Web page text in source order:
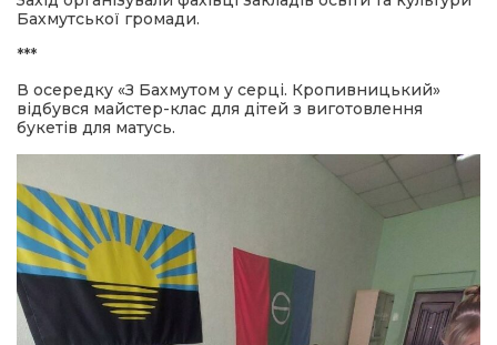
Бахмутської громади.
***
В осередку «З Бахмутом у серці. Кропивницький»
відбувся майстер-клас для дітей з виготовлення
букетів для матусь.